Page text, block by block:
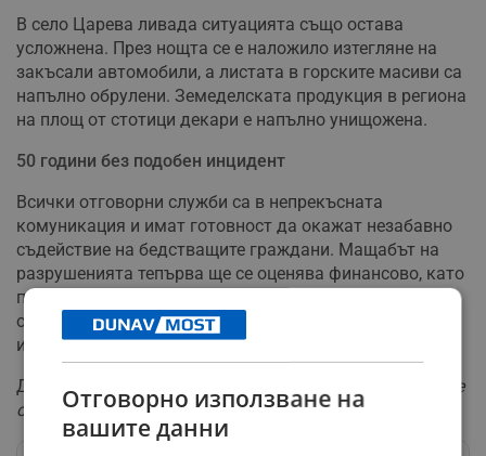
В село Царева ливада ситуацията също остава
усложнена. През нощта се е наложило изтегляне на
закъсали автомобили, а листата в горските масиви са
напълно обрулени. Земеделската продукция в региона
на площ от стотици декари е напълно унищожена.
50 години без подобен инцидент
Всички отговорни служби са в непрекъсната
комуникация и имат готовност да окажат незабавно
съдействие на бедстващите граждани. Мащабът на
разрушенията тепърва ще се оценява финансово, като
приоритет остава обезопасяването на засегнатите
обществени сгради и частни имоти. Към момента
институциите не отчитат данни за пострадали хора.
Денчо Минев:
"Подобно бедствие не е имало от повече
от 50 години."
Отговорно използване на
вашите данни